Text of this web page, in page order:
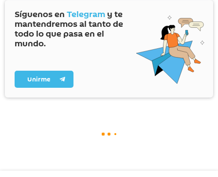
Síguenos en Telegram y te
mantendremos al tanto de
todo lo que pasa en el
mundo.
Unirme